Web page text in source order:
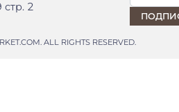
стр. 2
ALL RIGHTS RESERVED.